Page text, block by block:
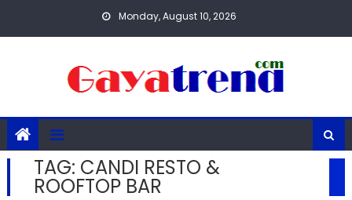
Monday, August 10, 2026
TAG: CANDI RESTO &
ROOFTOP BAR